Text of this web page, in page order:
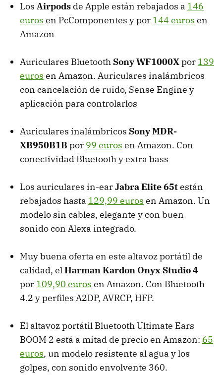
Los Airpods de Apple están rebajados a 146
euros en PcComponentes y por 144 euros en
Amazon
Auriculares Bluetooth Sony WF1000Xpor 139
euros en Amazon. Auriculares inalámbricos
con cancelación de ruido, Sense Engine y
aplicación para controlarlos
Auriculares inalámbricos Sony MDR-
XB950B1B por 99 euros en Amazon. Con
conectividad Bluetooth y extra bass
Los auriculares in-earJabra Elite 65testán
rebajados hasta 129,99 euros en Amazon. Un
modelo sin cables, elegante y con buen
sonido con Alexa integrado.
Muy buena oferta en este altavoz portátil de
calidad, elHarman Kardon Onyx Studio 4
por 109,90 euros en Amazon. Con Bluetooth
4.2 y perfiles A2DP, AVRCP, HFP.
El altavoz portátil Bluetooth Ultimate Ears
BOOM 2 está a mitad de precio en Amazon: 65
euros, un modelo resistente al agua y los
golpes, con sonido envolvente 360.